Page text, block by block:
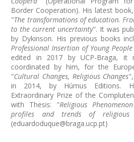
Border Cooperation). His latest
"The transformations of education.
to the current uncertainty". It was
by Dykinson. His previous books
Professional Insertion of Young
edited in 2017 by UCP-Braga, it
coordinated by him, for the
"Cultural Changes, Religious Changes
in 2014, by Húmus Editions.
Extraordinary Prize of the
with Thesis: "Religious
profiles and trends of religious
(eduardoduque@braga.ucp.pt)